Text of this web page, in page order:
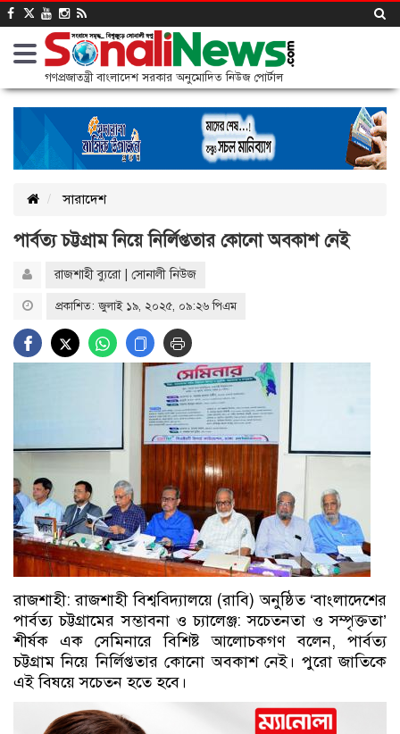
গণপ্রজাতন্ত্রী বাংলাদেশ সরকার অনুমোদিত নিউজ পোর্টাল
সারাদেশ
পার্বত্য চট্টগ্রাম নিয়ে নির্লিপ্ততার কোনো অবকাশ নেই
রাজশাহী ব্যুরো | সোনালী নিউজ
প্রকাশিত: জুলাই ১৯, ২০২৫, ০৯:২৬ পিএম
রাজশাহী: রাজশাহী বিশ্ববিদ্যালয়ে (রাবি) অনুষ্ঠিত ‘বাংলাদেশের
পার্বত্য চট্টগ্রামের সম্ভাবনা ও চ্যালেঞ্জ: সচেতনতা ও সম্পৃক্ততা’
শীর্ষক এক সেমিনারে বিশিষ্ট আলোচকগণ বলেন, পার্বত্য
চট্টগ্রাম নিয়ে নির্লিপ্ততার কোনো অবকাশ নেই। পুরো জাতিকে
এই বিষয়ে সচেতন হতে হবে।